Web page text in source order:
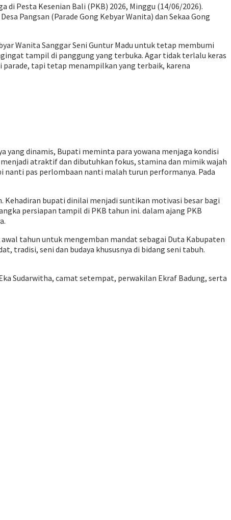
di Pesta Kesenian Bali (PKB) 2026, Minggu (14/06/2026).
Pangsan (Parade Gong Kebyar Wanita) dan Sekaa Gong
Wanita Sanggar Seni Guntur Madu untuk tetap membumi
tampil di panggung yang terbuka. Agar tidak terlalu keras
parade, tapi tetap menampilkan yang terbaik, karena
yang dinamis, Bupati meminta para yowana menjaga kondisi
atraktif dan dibutuhkan fokus, stamina dan mimik wajah
nanti pas perlombaan nanti malah turun performanya. Pada
Kehadiran bupati dinilai menjadi suntikan motivasi besar bagi
persiapan tampil di PKB tahun ini. dalam ajang PKB
tahun untuk mengemban mandat sebagai Duta Kabupaten
tradisi, seni dan budaya khususnya di bidang seni tabuh.
Sudarwitha, camat setempat, perwakilan Ekraf Badung, serta